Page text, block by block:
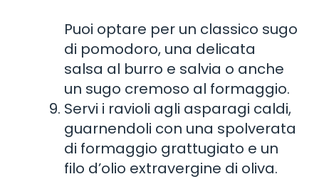
Puoi optare per un classico sugo
di pomodoro, una delicata
salsa al burro e salvia o anche
un sugo cremoso al formaggio.
Servi i ravioli agli asparagi caldi,
guarnendoli con una spolverata
di formaggio grattugiato e un
filo d’olio extravergine di oliva.